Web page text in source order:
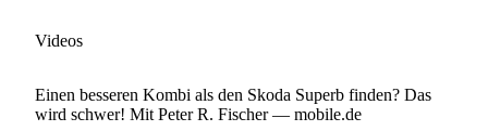
Videos
Einen besseren Kombi als den Skoda Superb finden? Das
wird schwer! Mit Peter R. Fischer — mobile.de